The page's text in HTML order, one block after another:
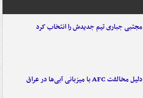
مجتبی جباری تیم جدیدش را انتخاب کرد
دلیل مخالفت AFC با میزبانی آبی‌ها در عراق